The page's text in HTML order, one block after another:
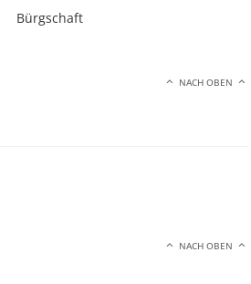
Bürgschaft
NACH OBEN
NACH OBEN